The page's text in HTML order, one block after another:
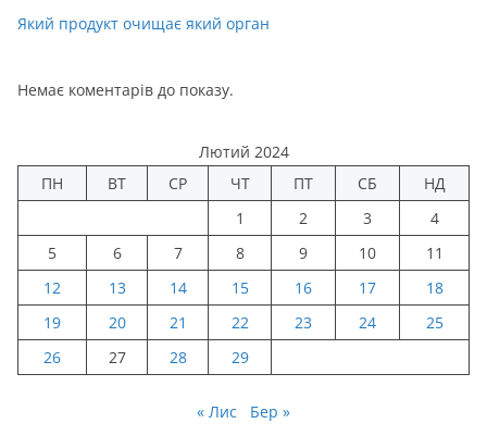
Який продукт очищає який орган
Немає коментарів до показу.
Лютий 2024
ПН
ВТ СР ЧТ ПТ СБ
НД
1
2 3
4
5
6 7 8 9 10
11
12
13 14 15 16 17
18
19
20 21 22 23 24
25
26
27 28 29
« Лис Бер »